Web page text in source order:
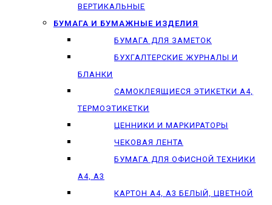
ВЕРТИКАЛЬНЫЕ
БУМАГА И БУМАЖНЫЕ ИЗДЕЛИЯ
БУМАГА ДЛЯ ЗАМЕТОК
БУХГАЛТЕРСКИЕ ЖУРНАЛЫ И
БЛАНКИ
САМОКЛЕЯЩИЕСЯ ЭТИКЕТКИ А4,
ТЕРМОЭТИКЕТКИ
ЦЕННИКИ И МАРКИРАТОРЫ
ЧЕКОВАЯ ЛЕНТА
БУМАГА ДЛЯ ОФИСНОЙ ТЕХНИКИ
А4, А3
КАРТОН А4, А3 БЕЛЫЙ, ЦВЕТНОЙ